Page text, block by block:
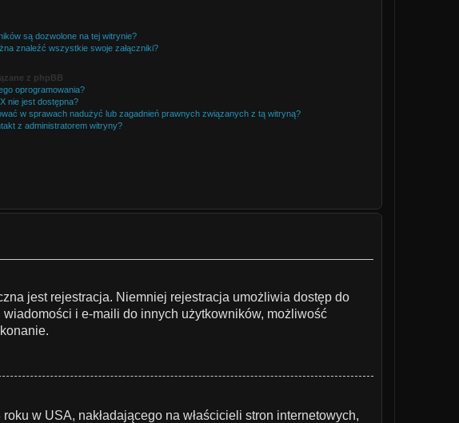
są dozwolone na tej witrynie?
znaleźć wszystkie swoje załączniki?
z phpBB
oprogramowania?
nie jest dostępna?
w sprawach nadużyć lub zagadnień prawnych związanych z tą witryną?
z administratorem witryny?
jest rejestracja. Niemniej rejestracja umożliwia dostęp do
i e-maili do innych użytkowników, możliwość
w USA, nakładającego na właścicieli stron internetowych,